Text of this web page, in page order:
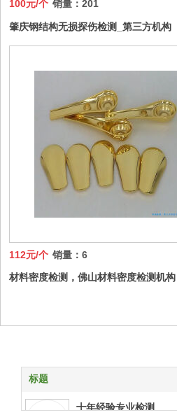
100元/个 销量：201
肇庆钢结构无损探伤检测_第三方机构
112元/个 销量：6
材料密度检测，佛山材料密度检测机构
标题
十年经验专业检测